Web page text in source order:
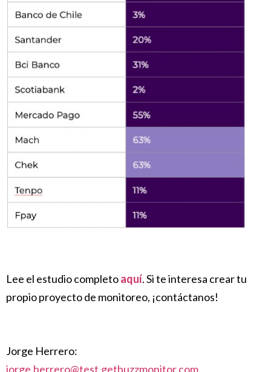
Lee el estudio completoaquí. Si te interesa crear tu
propio proyecto de monitoreo, ¡contáctanos!
Jorge Herrero:
jorge.herrero@test.getbuzzmonitor.com